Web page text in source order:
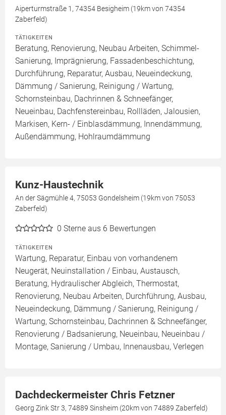
Aiperturmstraße 1, 74354 Besigheim (19km von 74354
Zaberfeld)
TÄTIGKEITEN
Beratung, Renovierung, Neubau Arbeiten, Schimmel-
Sanierung, Imprägnierung, Fassadenbeschichtung,
Durchführung, Reparatur, Ausbau, Neueindeckung,
Dämmung / Sanierung, Reinigung / Wartung,
Schornsteinbau, Dachrinnen & Schneefänger,
Neueinbau, Dachfenstereinbau, Rollläden, Jalousien,
Markisen, Kern- / Einblasdämmung, Innendämmung,
Außendämmung, Hohlraumdämmung
Kunz-Haustechnik
An der Sägmühle 4, 75053 Gondelsheim (19km von 75053
Zaberfeld)
0 Sterne aus 6 Bewertungen
TÄTIGKEITEN
Wartung, Reparatur, Einbau von vorhandenem
Neugerät, Neuinstallation / Einbau, Austausch,
Beratung, Hydraulischer Abgleich, Thermostat,
Renovierung, Neubau Arbeiten, Durchführung, Ausbau,
Neueindeckung, Dämmung / Sanierung, Reinigung /
Wartung, Schornsteinbau, Dachrinnen & Schneefänger,
Renovierung / Badsanierung, Neueinbau, Neueinbau /
Montage, Sanierung / Umbau, Innenausbau, Verlegen
Dachdeckermeister Chris Fetzner
Georg Zink Str 3, 74889 Sinsheim (20km von 74889 Zaberfeld)